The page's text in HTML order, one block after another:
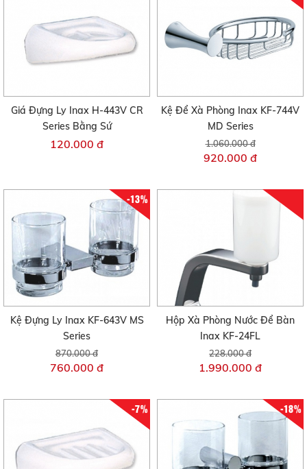
Giá Đựng Ly Inax H-443V CR
Series Bằng Sứ
120.000 đ
Kệ Để Xà Phòng Inax KF-744V
MD Series
1.060.000 đ
920.000 đ
-13%
Kệ Đựng Ly Inax KF-643V MS
Series
870.000 đ
760.000 đ
Hộp Xà Phòng Nước Để Bàn
Inax KF-24FL
228.000 đ
1.990.000 đ
-7% -18%